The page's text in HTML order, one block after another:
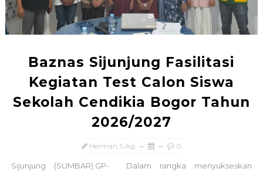
Baznas Sijunjung Fasilitasi
Kegiatan Test Calon Siswa
Sekolah Cendikia Bogor Tahun
2026/2027
Herman,S.Ag 0
Sijunjung (SUMBAR).GP- Dalam rangka menyukseskan